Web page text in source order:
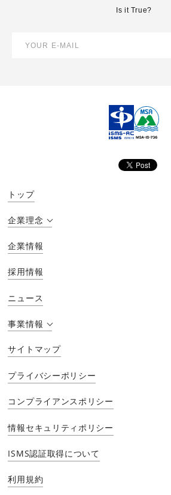
Is it True?
トップ
企業理念
企業情報
採用情報
ニュース
事業情報
サイトマップ
プライバシーポリシー
コンプライアンスポリシー
情報セキュリティポリシー
ISMS認証取得について
利用規約